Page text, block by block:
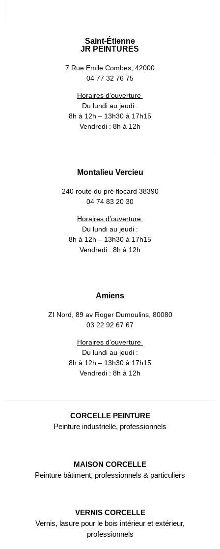
Saint-Étienne
JR PEINTURES
7 Rue Emile Combes, 42000
04 77 32 76 75
Horaires d’ouverture
Du lundi au jeudi :
8h à 12h – 13h30 à 17h15
Vendredi : 8h à 12h
Montalieu Vercieu
240 route du pré flocard 38390
04 74 83 20 30
Horaires d’ouverture
Du lundi au jeudi :
8h à 12h – 13h30 à 17h15
Vendredi : 8h à 12h
Amiens
ZI Nord, 89 av Roger Dumoulins, 80080
03 22 92 67 67
Horaires d’ouverture
Du lundi au jeudi :
8h à 12h – 13h30 à 17h15
Vendredi : 8h à 12h
CORCELLE PEINTURE
Peinture industrielle, professionnels
MAISON CORCELLE
Peinture bâtiment, professionnels & particuliers
VERNIS CORCELLE
Vernis, lasure pour le bois intérieur et extérieur,
professionnels